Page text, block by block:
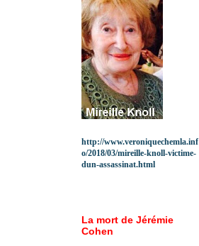
http://www.veroniquechemla.inf
o/2018/03/mireille-knoll-victime-
dun-assassinat.html
La mort de Jérémie
Cohen